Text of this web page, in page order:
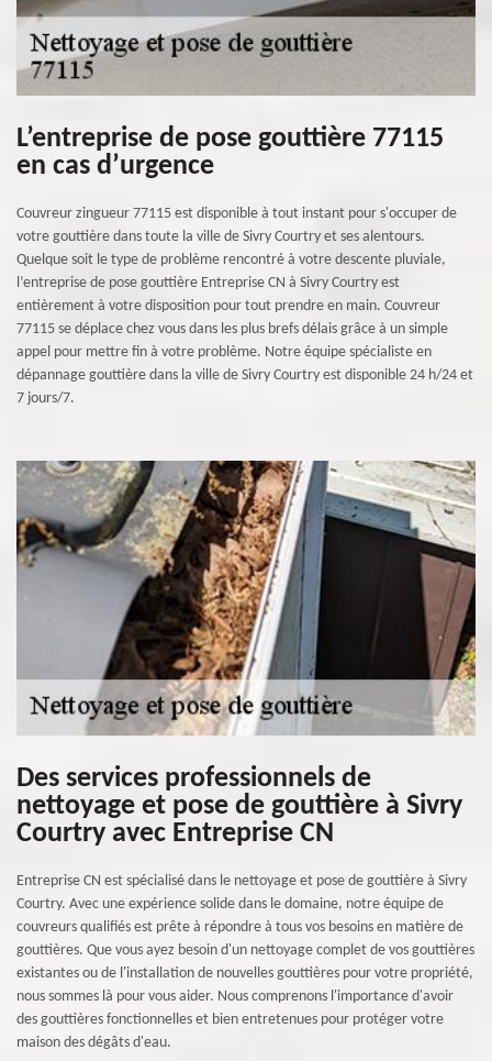
L’entreprise de pose gouttière 77115
en cas d’urgence
Couvreur zingueur 77115 est disponible à tout instant pour s'occuper de
votre gouttière dans toute la ville de Sivry Courtry et ses alentours.
Quelque soit le type de problème rencontré à votre descente pluviale,
l’entreprise de pose gouttière Entreprise CN à Sivry Courtry est
entièrement à votre disposition pour tout prendre en main. Couvreur
77115 se déplace chez vous dans les plus brefs délais grâce à un simple
appel pour mettre fin à votre problème. Notre équipe spécialiste en
dépannage gouttière dans la ville de Sivry Courtry est disponible 24 h/24 et
7 jours/7.
Des services professionnels de
nettoyage et pose de gouttière à Sivry
Courtry avec Entreprise CN
Entreprise CN est spécialisé dans le nettoyage et pose de gouttière à Sivry
Courtry. Avec une expérience solide dans le domaine, notre équipe de
couvreurs qualifiés est prête à répondre à tous vos besoins en matière de
gouttières. Que vous ayez besoin d'un nettoyage complet de vos gouttières
existantes ou de l'installation de nouvelles gouttières pour votre propriété,
nous sommes là pour vous aider. Nous comprenons l'importance d'avoir
des gouttières fonctionnelles et bien entretenues pour protéger votre
maison des dégâts d'eau.